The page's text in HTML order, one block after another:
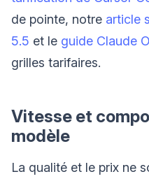
de pointe, notre article
5.5 et le guide Claude
grilles tarifaires.
Vitesse et
modèle
La qualité et le prix ne